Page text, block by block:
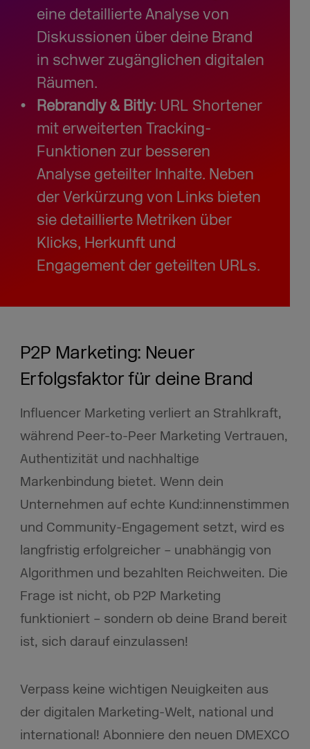
eine detaillierte Analyse von
Diskussionen über deine Brand
in schwer zugänglichen digitalen
Räumen.
Rebrandly & Bitly: URL Shortener
mit erweiterten Tracking-
Funktionen zur besseren
Analyse geteilter Inhalte. Neben
der Verkürzung von Links bieten
sie detaillierte Metriken über
Klicks, Herkunft und
Engagement der geteilten URLs.
P2P Marketing: Neuer
Erfolgsfaktor für deine Brand
Influencer Marketing verliert an Strahlkraft,
während Peer-to-Peer Marketing Vertrauen,
Authentizität und nachhaltige
Markenbindung bietet. Wenn dein
Unternehmen auf echte Kund:innenstimmen
und Community-Engagement setzt, wird es
langfristig erfolgreicher – unabhängig von
Algorithmen und bezahlten Reichweiten. Die
Frage ist nicht, ob P2P Marketing
funktioniert – sondern ob deine Brand bereit
ist, sich darauf einzulassen!
Verpass keine wichtigen Neuigkeiten aus
der digitalen Marketing-Welt, national und
international! Abonniere den neuen DMEXCO